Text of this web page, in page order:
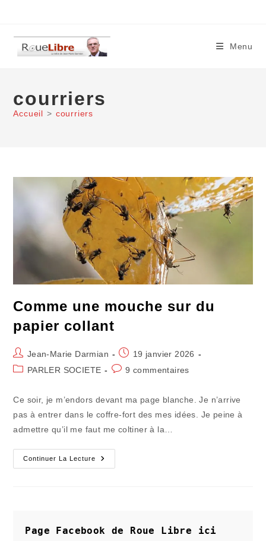
content
Menu
courriers
Accueil > courriers
Comme une mouche sur du
papier collant
Auteur/autrice
de
Jean-Marie Darmian
Publication
publiée :
19 janvier 2026
PostPARLER SOCIETE
Commentaires
publication :
9 commentaires
Ce soir, je m’endors devant ma page blanche. Je n’arrive
pas à entrer dans le coffre-fort des mes idées. Je peine à
admettre qu’il me faut me coltiner à la…
Continuer La Lecture
Comme
Une
Page Facebook de Roue Libre ici